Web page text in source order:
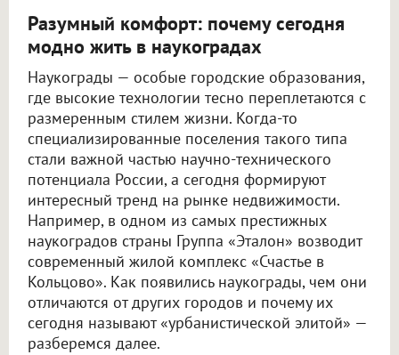
Разумный комфорт: почему сегодня
модно жить в наукоградах
Наукограды — особые городские образования,
где высокие технологии тесно переплетаются с
размеренным стилем жизни. Когда-то
специализированные поселения такого типа
стали важной частью научно-технического
потенциала России, а сегодня формируют
интересный тренд на рынке недвижимости.
Например, в одном из самых престижных
наукоградов страны Группа «Эталон» возводит
современный жилой комплекс «Счастье в
Кольцово». Как появились наукограды, чем они
отличаются от других городов и почему их
сегодня называют «урбанистической элитой» —
разберемся далее.